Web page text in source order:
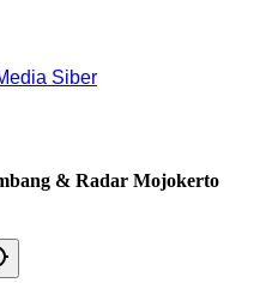
Siber
& Radar Mojokerto